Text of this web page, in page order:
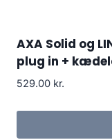
AXA Solid og
plug in +
529.00 kr.